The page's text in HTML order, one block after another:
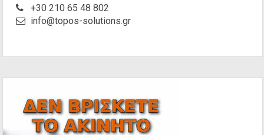
+30 210 65 48 802
info@topos-solutions.gr